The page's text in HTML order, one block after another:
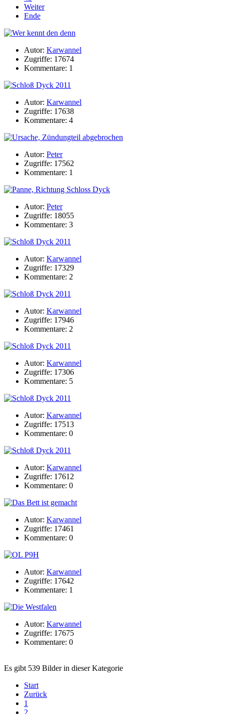
Weiter
Ende
Autor: Karwannel
Zugriffe: 17674
Kommentare: 1
Autor: Karwannel
Zugriffe: 17638
Kommentare: 4
Autor: Peter
Zugriffe: 17562
Kommentare: 1
Autor: Peter
Zugriffe: 18055
Kommentare: 3
Autor: Karwannel
Zugriffe: 17329
Kommentare: 2
Autor: Karwannel
Zugriffe: 17946
Kommentare: 2
Autor: Karwannel
Zugriffe: 17306
Kommentare: 5
Autor: Karwannel
Zugriffe: 17513
Kommentare: 0
Autor: Karwannel
Zugriffe: 17612
Kommentare: 0
Autor: Karwannel
Zugriffe: 17461
Kommentare: 0
Autor: Karwannel
Zugriffe: 17642
Kommentare: 1
Autor: Karwannel
Zugriffe: 17675
Kommentare: 0
Es gibt 539 Bilder in dieser Kategorie
Start
Zurück
1
2